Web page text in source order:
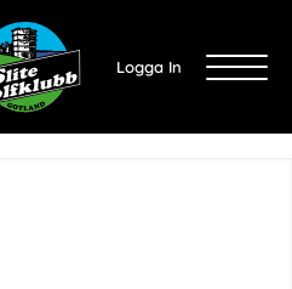
Logga In